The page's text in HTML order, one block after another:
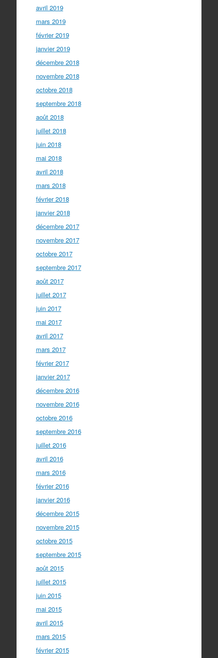
avril 2019
mars 2019
février 2019
janvier 2019
décembre 2018
novembre 2018
octobre 2018
septembre 2018
août 2018
juillet 2018
juin 2018
mai 2018
avril 2018
mars 2018
février 2018
janvier 2018
décembre 2017
novembre 2017
octobre 2017
septembre 2017
août 2017
juillet 2017
juin 2017
mai 2017
avril 2017
mars 2017
février 2017
janvier 2017
décembre 2016
novembre 2016
octobre 2016
septembre 2016
juillet 2016
avril 2016
mars 2016
février 2016
janvier 2016
décembre 2015
novembre 2015
octobre 2015
septembre 2015
août 2015
juillet 2015
juin 2015
mai 2015
avril 2015
mars 2015
février 2015